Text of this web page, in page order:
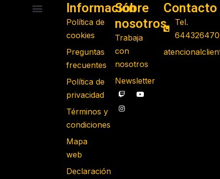
Información
Política de
cookies
Preguntas
frecuentes
Política de
privacidad
Términos y
condiciones
Mapa
web
Declaración
Sobre
nosotros
Trabaja
con
nosotros
Newsletter
Contacto
Tel.
644326470